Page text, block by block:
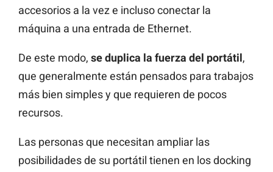
accesorios a la vez e incluso conectar la
máquina a una entrada de Ethernet.
De este modo, se duplica la fuerza del portátil,
que generalmente están pensados para trabajos
más bien simples y que requieren de pocos
recursos.
Las personas que necesitan ampliar las
posibilidades de su portátil tienen en los docking